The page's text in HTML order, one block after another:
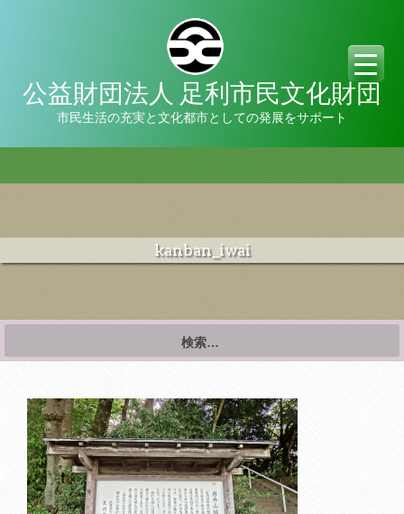
公益財団法人 足利市民文化財団
市民生活の充実と文化都市としての発展をサポート
kanban_iwai